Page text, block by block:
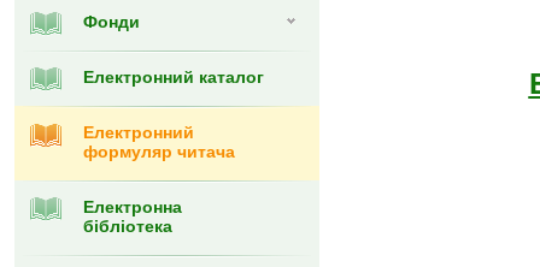
Фонди
Електронний каталог
Електронний
формуляр читача
Eлектронна
бібліотека